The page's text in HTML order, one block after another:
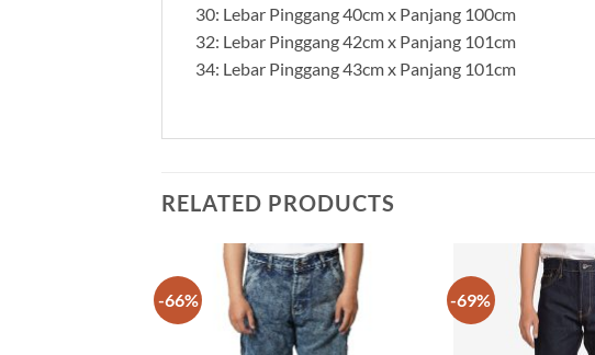
30: Lebar Pinggang 40cm x Panjang 100cm
32: Lebar Pinggang 42cm x Panjang 101cm
34: Lebar Pinggang 43cm x Panjang 101cm
RELATED PRODUCTS
-66% -69%